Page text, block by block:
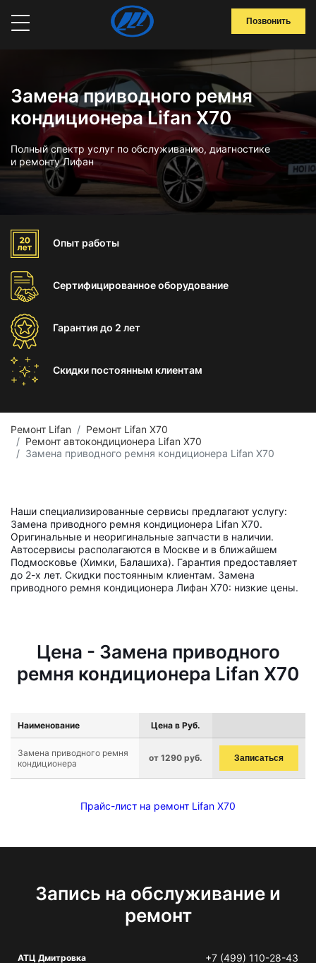
Позвонить
Замена приводного ремня
кондиционера Lifan X70
Полный спектр услуг по обслуживанию, диагностике
и ремонту Лифан
Опыт работы
Сертифицированноеоборудование
Гарантиядо 2 лет
Скидки постоянным клиентам
Ремонт Lifan
Ремонт Lifan X70
Ремонт автокондиционера Lifan X70
Замена приводного ремня кондиционера Lifan X70
Наши специализированные сервисы предлагают услугу:
Замена приводного ремня кондиционера Lifan X70.
Оригинальные и неоригинальные запчасти в наличии.
Автосервисы располагаются в Москве и в ближайшем
Подмосковье (Химки, Балашиха). Гарантия предоставляет
до 2-х лет. Скидки постоянным клиентам. Замена
приводного ремня кондиционера Лифан X70: низкие цены.
Цена - Замена приводного
ремня кондиционера Lifan X70
Наименование Цена в Руб.
Замена приводного ремня
кондиционера
от 1290 руб. Записаться
Прайс-лист на ремонт Lifan X70
Запись на обслуживание и
ремонт
АТЦ Дмитровка +7 (499) 110-28-43